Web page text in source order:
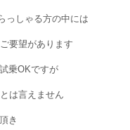
っしゃる方の中には
要望があります
乗OKですが
は言えません
き